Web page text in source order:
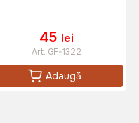
45 lei
Art: GF-1322
Adaugă